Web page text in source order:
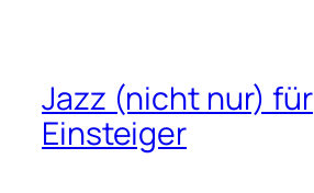
Jazz (nicht nur) für
Einsteiger